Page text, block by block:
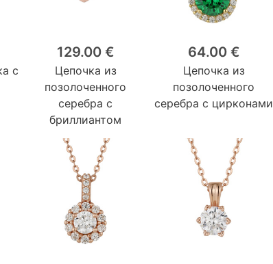
с
129.00 €
Цепочка из
позолоченного
серебра с
бриллиантом
64.00 €
Цепочка из
позолоченного
серебра с цирконами